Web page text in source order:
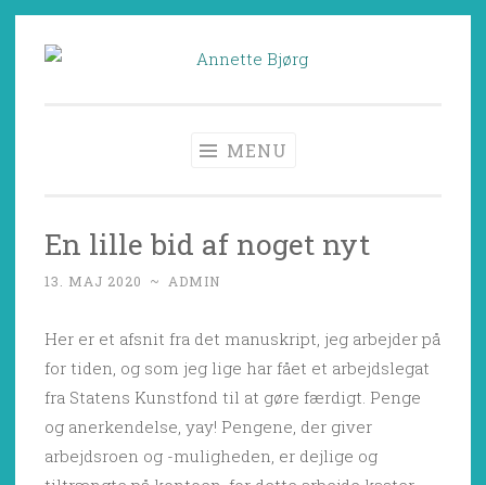
Skip
børnelitteratur, forfatterskolen for børnelitteratur
MENU
En lille bid af noget nyt
13. MAJ 2020 ~ ADMIN
Her er et afsnit fra det manuskript, jeg arbejder på
for tiden, og som jeg lige har fået et arbejdslegat
fra Statens Kunstfond til at gøre færdigt. Penge
og anerkendelse, yay! Pengene, der giver
arbejdsroen og -muligheden, er dejlige og